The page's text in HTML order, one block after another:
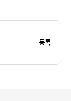
등록